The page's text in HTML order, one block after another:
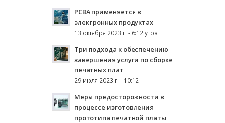
PCBA применяется в
электронных продуктах
13 октября 2023 г. - 6:12 утра
Три подхода к обеспечению
завершения услуги по сборке
печатных плат
29 июля 2023 г. - 10:12
Меры предосторожности в
процессе изготовления
прототипа печатной платы